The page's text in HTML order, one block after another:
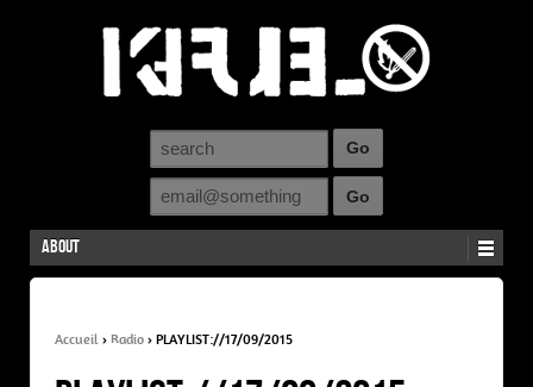
About
Accueil › Radio › PLAYLIST://17/09/2015